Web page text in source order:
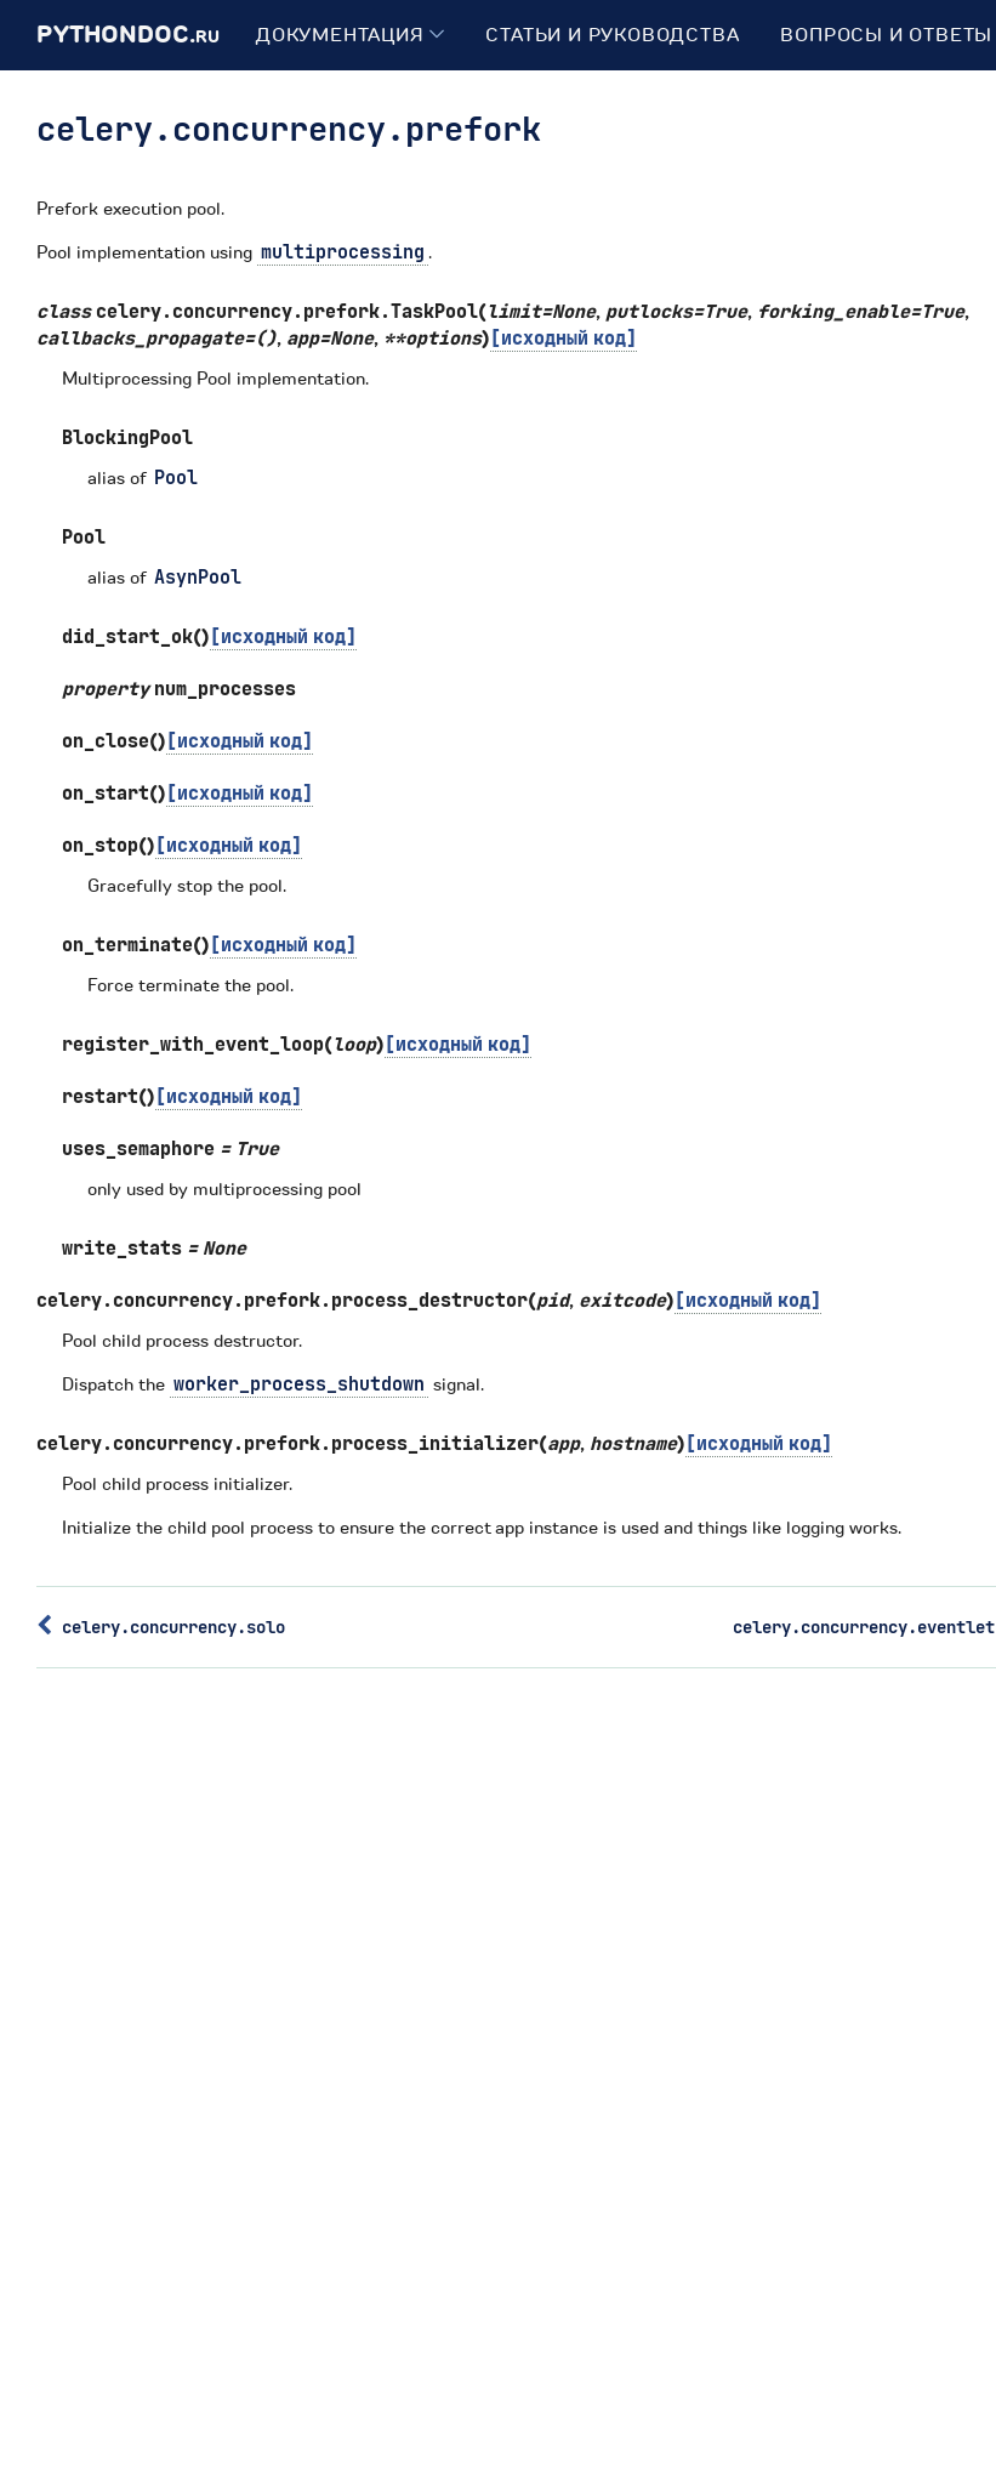
PYTHONDOC.RU ДОКУМЕНТАЦИЯ СТАТЬИ И РУКОВОДСТВА ВОПРОСЫ И ОТВЕТЫ
celery.concurrency.prefork
Prefork execution pool.
Pool implementation using multiprocessing .
class celery.concurrency.prefork.TaskPool(limit=None, putlocks=True, forking_enable=True,
callbacks_propagate=(), app=None, **options) [исходный код]
Multiprocessing Pool implementation.
BlockingPool
alias of Pool
Pool
alias of AsynPool
did_start_ok() [исходный код]
property num_processes
on_close() [исходный код]
on_start() [исходный код]
on_stop() [исходный код]
Gracefully stop the pool.
on_terminate() [исходный код]
Force terminate the pool.
register_with_event_loop(loop) [исходный код]
restart() [исходный код]
uses_semaphore = True
only used by multiprocessing pool
write_stats = None
celery.concurrency.prefork. process_destructor(pid, exitcode) [исходный код]
Pool child process destructor.
Dispatch the worker_process_shutdown signal.
celery.concurrency.prefork. process_initializer(app, hostname) [исходный код]
Pool child process initializer.
Initialize the child pool process to ensure the correct app instance is used and things like logging works.
celery.concurrency.solo celery.concurrency.eventlet